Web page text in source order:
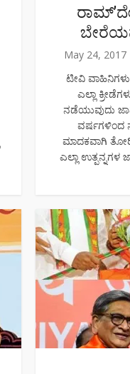
May 24, 2017
ಟೀವಿ
ಎಲ್ಲಾ
ನಡೆಯುವುದು
ವರ್ಷಗಳಿಂದ
ಮಾದಕವಾಗಿ
ಎಲ್ಲಾ ಉತ್ಪನ್ನಗಳ